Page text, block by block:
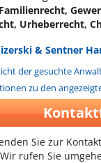
Urheberrecht,
& Sentner
der gesuchte
zu den
Sie zur
rufen Sie